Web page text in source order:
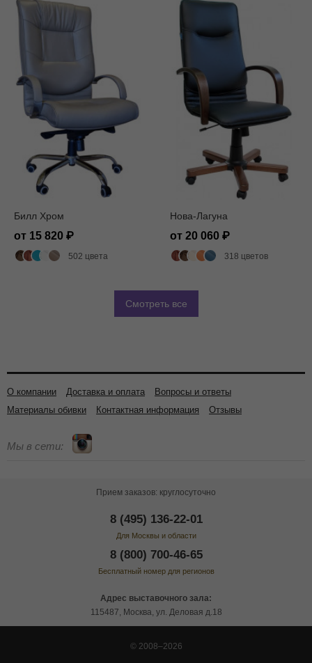
Билл Хром
от 15 820
502 цвета
Нова-Лагуна
от 20 060
318 цветов
Смотреть все
О компании Доставка и оплата
Вопросы и ответы
Материалы обивки
Контактная информация Отзывы
Мы в сети:
Прием заказов: круглосуточно
8 (495) 136-22-01
Для Москвы и области
8 (800) 700-46-65
Бесплатный номер для регионов
Адрес выставочного зала:
115487, Москва, ул. Деловая д.18
© 2008–2026